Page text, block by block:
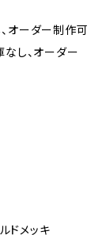
オーダー制作可
し、オーダー
ドメッキ